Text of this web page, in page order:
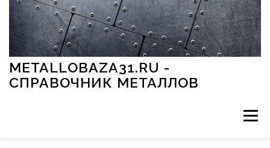
Перейти к содержимому
METALLOBAZA31.RU -
СПРАВОЧНИК МЕТАЛЛОВ
Меню